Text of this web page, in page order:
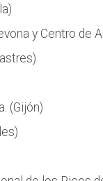
y Centro de
(Gijón)